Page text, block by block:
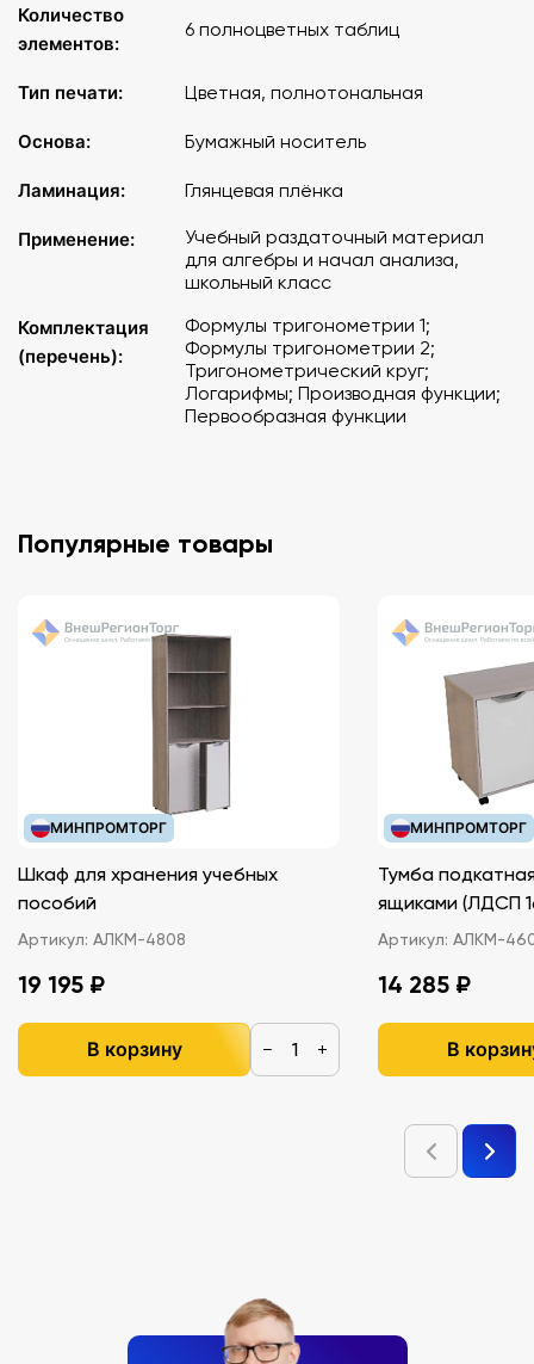
Количество
элементов:
6 полноцветных таблиц
Тип печати: Цветная, полнотональная
Основа: Бумажный носитель
Ламинация: Глянцевая плёнка
Применение:
Учебный раздаточный материал
для алгебры и начал анализа,
школьный класс
Комплектация
(перечень):
Формулы тригонометрии 1;
Формулы тригонометрии 2;
Тригонометрический круг;
Логарифмы; Производная функции;
Первообразная функции
Популярные товары
МИНПРОМТОРГ
Шкаф для хранения учебных
пособий
Артикул: АЛКМ-4808
19 195 ₽
В корзину − +
МИНПРОМТОРГ
Тумба
ящиками
Артикул: АЛКМ-
14 285 ₽
В